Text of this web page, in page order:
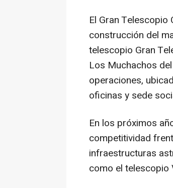
El Gran
construcción del
telescopio Gran
Los Muchachos
operaciones,
oficinas y sede
En los próximos
competitividad
infraestructuras
como el telescopio